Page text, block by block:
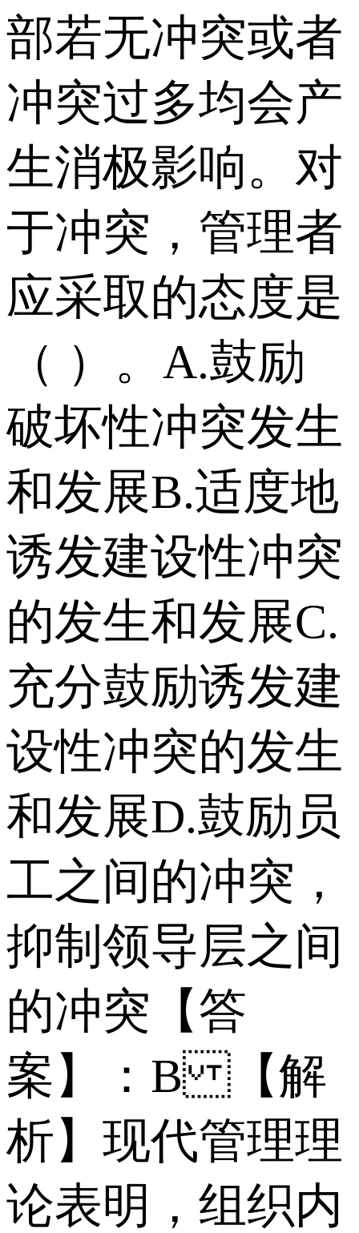
部若无冲突或者
冲突过多均会产
生消极影响。对
于冲突，管理者
应采取的态度是
（ ）。 A.鼓励
破坏性冲突发生
和发展 B.适度地
诱发建设性冲突
的发生和发展 C.
充分鼓励诱发建
设性冲突的发生
和发展 D.鼓励员
工之间的冲突，
抑制领导层之间
的冲突 【答
案】：B 【解
析】现代管理理
论表明，组织内